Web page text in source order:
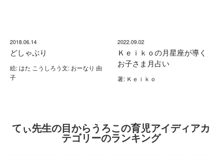
2018.06.14
どしゃぶり
絵: はた こうしろう文: おーなり 由
子
2022.09.02
Ｋｅｉｋｏの月星座が導く
お子さま月占い
著: Ｋｅｉｋｏ
てぃ先生の目からうろこの育児アイディアカ
テゴリーのランキング